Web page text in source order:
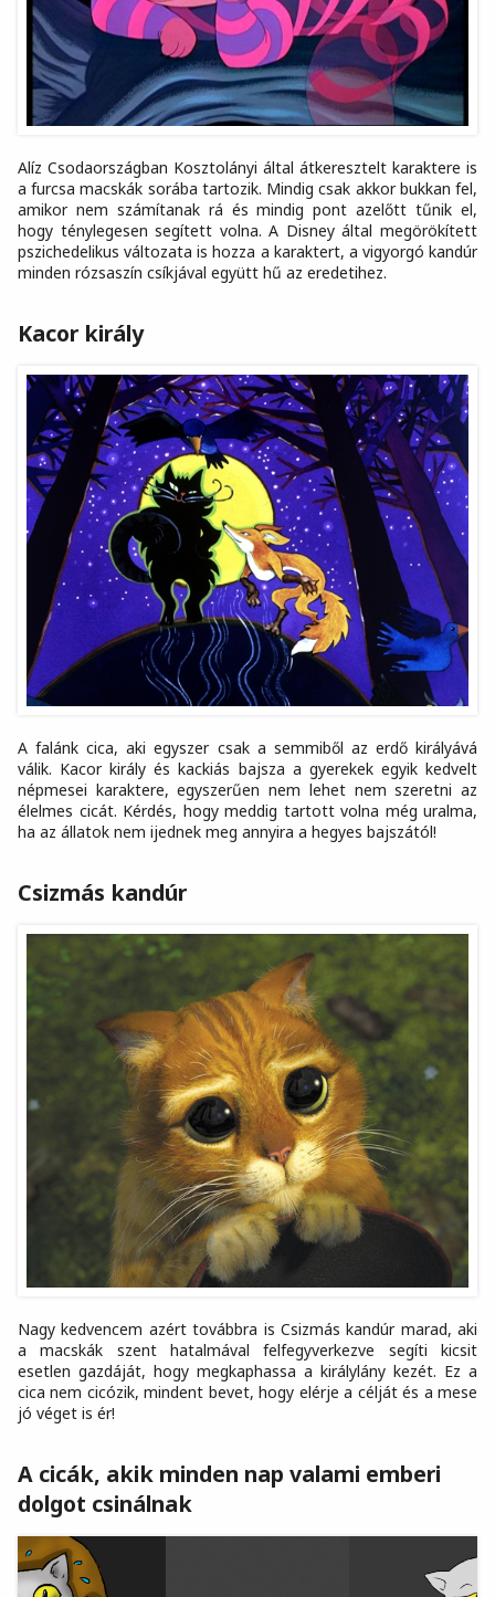
Alíz Csodaországban Kosztolányi által átkeresztelt karaktere is
a furcsa macskák sorába tartozik. Mindig csak akkor bukkan fel,
amikor nem számítanak rá és mindig pont azelőtt tűnik el,
hogy ténylegesen segített volna. A Disney által megörökített
pszichedelikus változata is hozza a karaktert, a vigyorgó kandúr
minden rózsaszín csíkjával együtt hű az eredetihez.
Kacor király
A falánk cica, aki egyszer csak a semmiből az erdő királyává
válik. Kacor király és kackiás bajsza a gyerekek egyik kedvelt
népmesei karaktere, egyszerűen nem lehet nem szeretni az
élelmes cicát. Kérdés, hogy meddig tartott volna még uralma,
ha az állatok nem ijednek meg annyira a hegyes bajszától!
Csizmás kandúr
Nagy kedvencem azért továbbra is Csizmás kandúr marad, aki
a macskák szent hatalmával felfegyverkezve segíti kicsit
esetlen gazdáját, hogy megkaphassa a királylány kezét. Ez a
cica nem cicózik, mindent bevet, hogy elérje a célját és a mese
jó véget is ér!
A cicák, akik minden nap valami emberi
dolgot csinálnak